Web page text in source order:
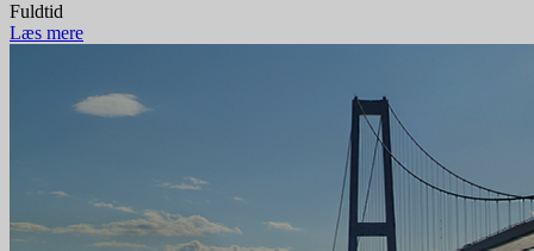
Fuldtid
Læs mere